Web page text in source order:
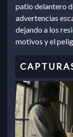
patio delantero
advertencias
dejando a los
motivos y el